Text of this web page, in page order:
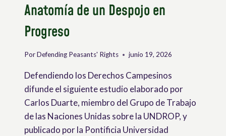
Anatomía de un Despojo en
Progreso
PorDefending Peasants' Rights junio 19, 2026
Defendiendo los Derechos Campesinos
difunde el siguiente estudio elaborado por
Carlos Duarte, miembro del Grupo de Trabajo
de las Naciones Unidas sobre la UNDROP, y
publicado por la Pontificia Universidad